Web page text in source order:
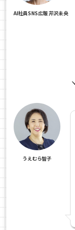
AI社員SNS広報 芹沢未央
うえむら智子